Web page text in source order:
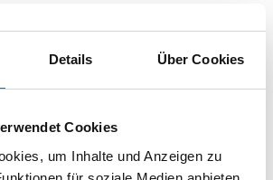
Details Über Cookies
Cookies
um Inhalte und Anzeigen zu